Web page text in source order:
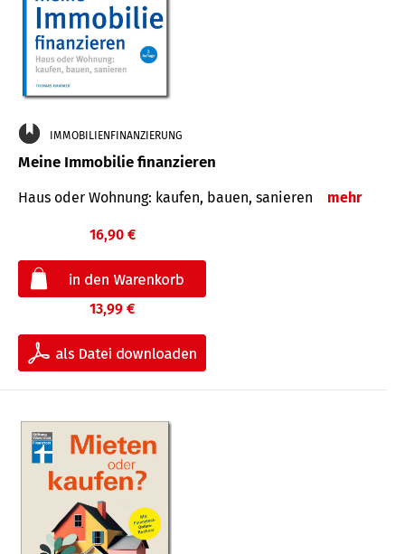
IMMOBILIENFINANZIERUNG
Meine Immobilie finanzieren
Haus oder Wohnung: kaufen, bauen, sanieren mehr
16,90 €
13,99 €